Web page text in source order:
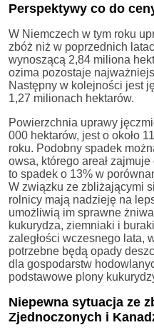
Perspektywy co do
W Niemczech w tym roku
zbóż niż w poprzednich
wynoszącą 2,84 miliona
ozima pozostaje
Następny w kolejności jest
1,27 milionach hektarów.
Powierzchnia uprawy
000 hektarów, jest o około
roku. Podobny spadek
owsa, którego areał
to spadek o 13% w
W związku ze zbliżającymi
rolnicy mają nadzieję na
umożliwią im sprawne
kukurydza, ziemniaki i
zaległości wczesnego lata,
potrzebne będą opady
dla gospodarstw
podstawowe plony
Niepewna sytuacja ze
Zjednoczonych i